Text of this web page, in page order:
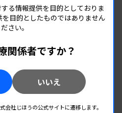
る情報提供を目的としておりま
目的としたものではありません
さい。
関係者ですか？
いいえ
社じほうの公式サイトに遷移します。